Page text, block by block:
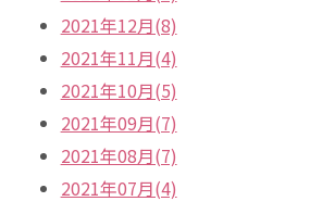
2021年12月(8)
2021年11月(4)
2021年10月(5)
2021年09月(7)
2021年08月(7)
2021年07月(4)